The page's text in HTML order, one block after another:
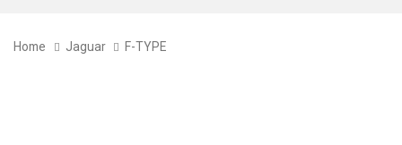
Home Jaguar F-TYPE